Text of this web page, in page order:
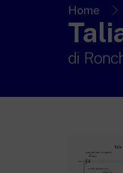
La
La
RaiPlay
Home
di